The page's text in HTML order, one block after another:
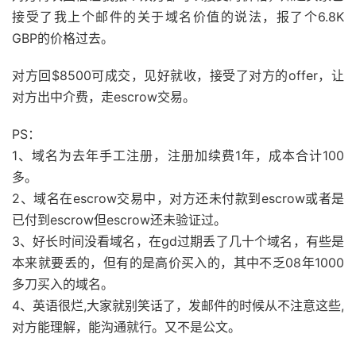
接受了我上个邮件的关于域名价值的说法，报了个6.8K
GBP的价格过去。
对方回$8500可成交，见好就收，接受了对方的offer，让
对方出中介费，走escrow交易。
PS：
1、域名为去年手工注册，注册加续费1年，成本合计100
多。
2、域名在escrow交易中，对方还未付款到escrow或者是
已付到escrow但escrow还未验证过。
3、好长时间没看域名，在gd过期丢了几十个域名，有些是
本来就要丢的，但有的是高价买入的，其中不乏08年1000
多刀买入的域名。
4、英语很烂,大家就别笑话了，发邮件的时候从不注意这些,
对方能理解，能沟通就行。又不是公文。